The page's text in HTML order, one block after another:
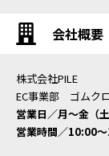
会社概要
株式会社PILE
EC事業部 ゴムク
営業日／月〜金（
営業時間／10:00